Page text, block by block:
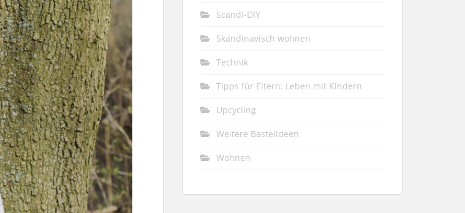
Scandi-DIY
Skandinavisch wohnen
Technik
Tipps für Eltern: Leben mit Kindern
Upcycling
Weitere Bastelideen
Wohnen